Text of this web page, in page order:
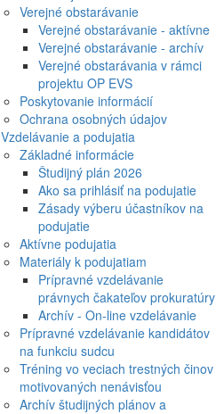
Verejné obstarávanie
Verejné obstarávanie - aktívne
Verejné obstarávanie - archív
Verejné obstarávania v rámci
projektu OP EVS
Poskytovanie informácií
Ochrana osobných údajov
Vzdelávanie a podujatia
Základné informácie
Študijný plán 2026
Ako sa prihlásiť na podujatie
Zásady výberu účastníkov na
podujatie
Aktívne podujatia
Materiály k podujatiam
Prípravné vzdelávanie
právnych čakateľov prokuratúry
Archív - On-line vzdelávanie
Prípravné vzdelávanie kandidátov
na funkciu sudcu
Tréning vo veciach trestných činov
motivovaných nenávisťou
Archív študijných plánov a